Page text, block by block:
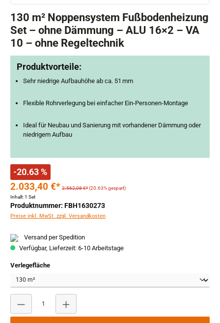
130 m² Noppensystem Fußbodenheizung
Set – ohne Dämmung – ALU 16×2 – VA
10 – ohne Regeltechnik
Produktvorteile:
Sehr niedrige Aufbauhöhe ab ca. 51 mm
Flexible Rohrverlegung bei einfacher Ein-Personen-Montage
Ideal für Neubau und Sanierung mit vorhandener Dämmung oder
niedrigem Aufbau
-20.63 %
2.033,40 €* 2.562,08 €*(20.63% gespart)
Inhalt:1 Set
Produktnummer: FBH1630273
Preise inkl. MwSt. zzgl. Versandkosten
Versand per Spedition
Verfügbar, Lieferzeit: 6-10 Arbeitstage
Verlegeflächeauswählen
Produkt Anzahl: Gib den gewünschten Wert ein oder